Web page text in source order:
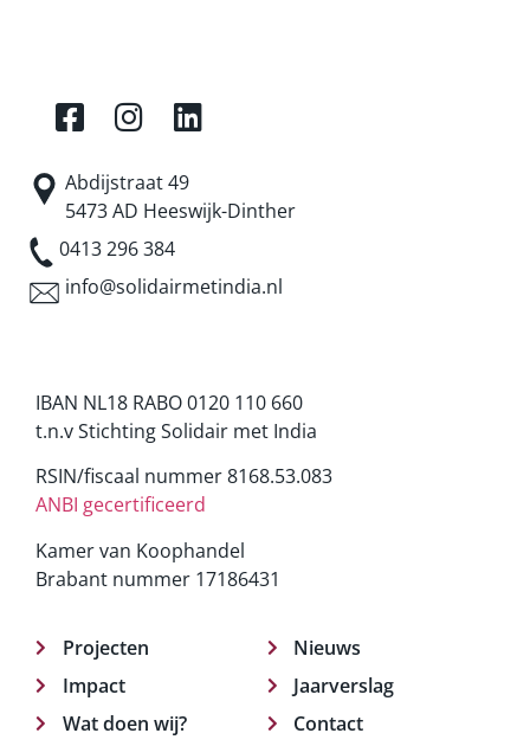
Abdijstraat 49
5473 AD Heeswijk-Dinther
0413 296 384
info@solidairmetindia.nl
IBAN NL18 RABO 0120 110 660
t.n.v Stichting Solidair met India
RSIN/fiscaal nummer 8168.53.083
ANBI gecertificeerd
Kamer van Koophandel
Brabant nummer 17186431
Projecten
Impact
Wat doen wij?
Nieuws
Jaarverslag
Contact